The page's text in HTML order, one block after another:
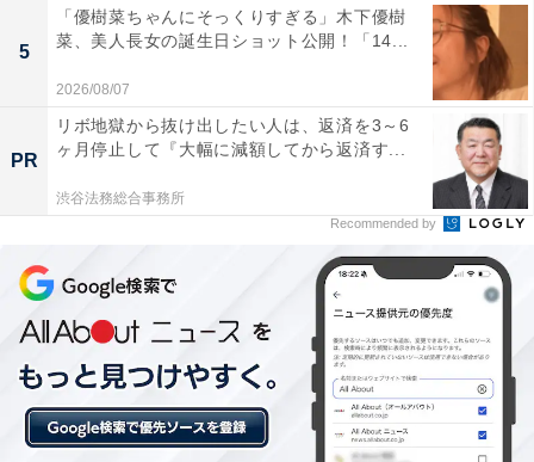
5
「優樹菜ちゃんにそっくりすぎる」木下優樹
菜、美人長女の誕生日ショット公開！「14...
2026/08/07
PR
リボ地獄から抜け出したい人は、返済を3～6
ヶ月停止して『大幅に減額してから返済す...
渋谷法務総合事務所
Recommended by